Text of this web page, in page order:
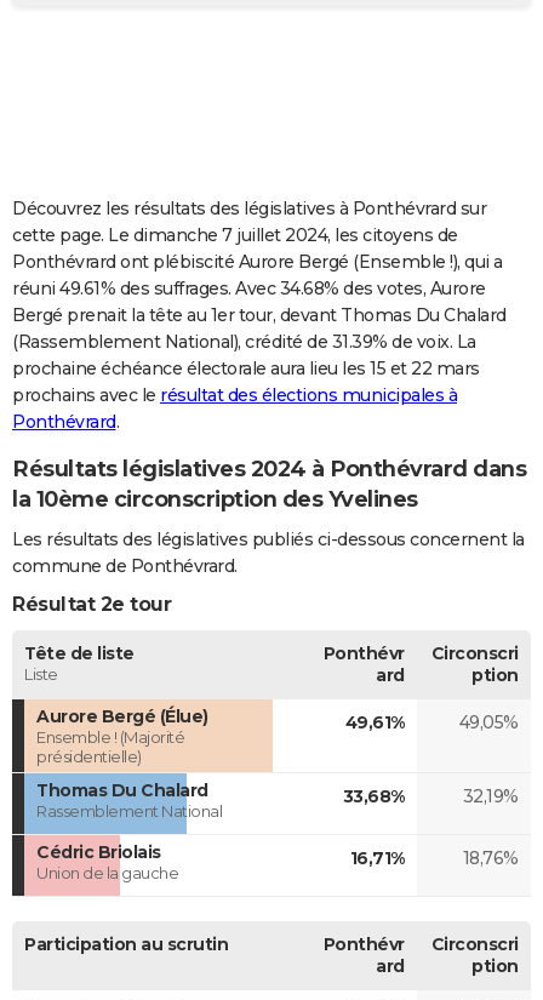
Carte de Noël
Carte Bonne année
Carte Saint-Valentin
Carte Pâques
Carte d'anniversaire
DICTIONNAIRE
Dictionnaire
Biographies
Citations
Expressions
Proverbes
COPAINS D'AVANT
S'inscrire
Se connecter
Lycées
Collèges
Primaires
Universités
Entreprises
Service militaire
Avis de recherche
AVIS DE DÉCÈS
FORUM
Bricolage
Lifestyle
Culture
Sport
Auto
Television
Voyage
Cinema
Découvrez les résultats des législatives à Ponthévrard sur
cette page. Le dimanche 7 juillet 2024, les citoyens de
Ponthévrard ont plébiscité Aurore Bergé (Ensemble !), qui a
réuni 49.61% des suffrages. Avec 34.68% des votes, Aurore
Bergé prenait la tête au 1er tour, devant Thomas Du Chalard
(Rassemblement National), crédité de 31.39% de voix. La
prochaine échéance électorale aura lieu les 15 et 22 mars
prochains avec le résultat des élections municipales à
Ponthévrard.
Résultats législatives 2024 à Ponthévrard dans
la 10ème circonscription des Yvelines
Les résultats des législatives publiés ci-dessous concernent la
commune de Ponthévrard.
Résultat 2e tour
Tête de liste
Liste
Ponthévr
ard
Circonscri
ption
Aurore Bergé (Élue)
Ensemble ! (Majorité
présidentielle)
49,61% 49,05%
Thomas Du Chalard
Rassemblement National
33,68% 32,19%
Cédric Briolais
Union de la gauche
16,71% 18,76%
Participation au scrutin
Ponthévr
ard
Circonscri
ption